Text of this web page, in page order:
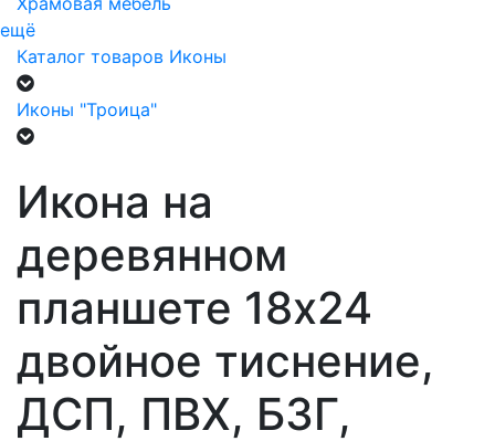
ещё
Каталог товаров Иконы
Иконы "Троица"
Икона на
деревянном
планшете 18х24
двойное тиснение,
ДСП, ПВХ, БЗГ,